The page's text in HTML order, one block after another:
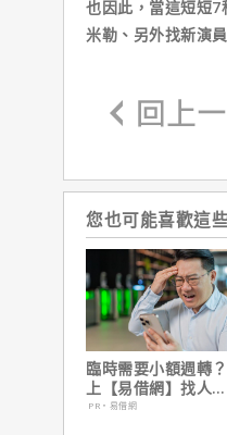
也因此，當這短短7
米勒、另外找新演
您也可能喜歡這
臨時需要小額週轉？
上【易借網】找人
幫！資金快速到位
PR・易借網